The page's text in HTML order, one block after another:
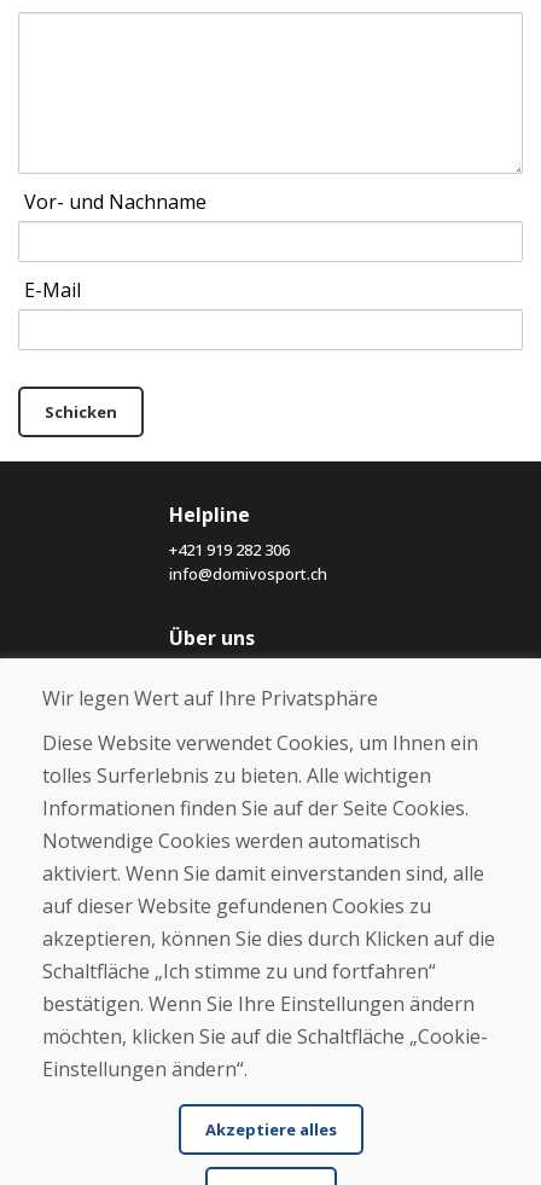
Vor- und Nachname
E-Mail
Schicken
Helpline
+421 919 282 306
info@domivosport.ch
Über uns
Über uns
Kontakt
Kaufen
E-Shop
Geschäftsbedingungen
Zahlung
Beschwerde
Rückgabe und Umtausch von Waren
Cookies
Wir legen Wert auf Ihre Privatsphäre
Diese Website verwendet Cookies, um Ihnen ein
tolles Surferlebnis zu bieten. Alle wichtigen
Informationen finden Sie auf der Seite Cookies.
Notwendige Cookies werden automatisch
aktiviert. Wenn Sie damit einverstanden sind, alle
auf dieser Website gefundenen Cookies zu
akzeptieren, können Sie dies durch Klicken auf die
Schaltfläche „Ich stimme zu und fortfahren“
bestätigen. Wenn Sie Ihre Einstellungen ändern
möchten, klicken Sie auf die Schaltfläche „Cookie-
Einstellungen ändern“.
Akzeptiere alles